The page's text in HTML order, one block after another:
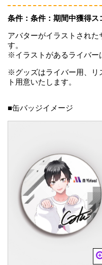
条件：条件：期間中獲得
アバターがイラストされ
す。
※イラストがあるライバー
※グッズはライバー用、リ
ト用意いたします。
■缶バッジイメージ